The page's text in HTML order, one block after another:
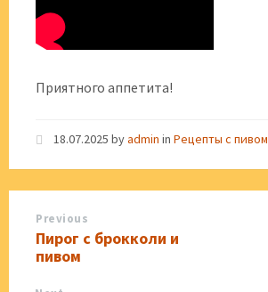
Приятного аппетита!
18.07.2025 byadmin in Рецепты с пивом
Previous
Пирог с брокколи и
пивом